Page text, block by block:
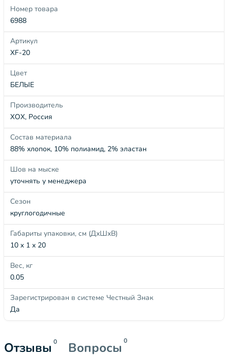
Номер товара
6988
Артикул
XF-20
Цвет
БЕЛЫЕ
Производитель
ХОХ, Россия
Состав материала
88% хлопок, 10% полиамид, 2% эластан
Шов на мыске
уточнять у менеджера
Сезон
круглогодичные
Габариты упаковки, см (ДхШхВ)
10 x 1 x 20
Вес, кг
0.05
Зарегистрирован в системе Честный Знак
Да
Отзывы 0 Вопросы 0